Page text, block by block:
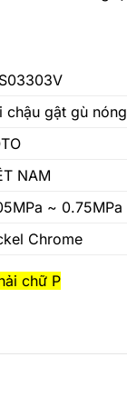
chậu gật gù
NAM
~ 0.75MPa
Chrome
chữ P